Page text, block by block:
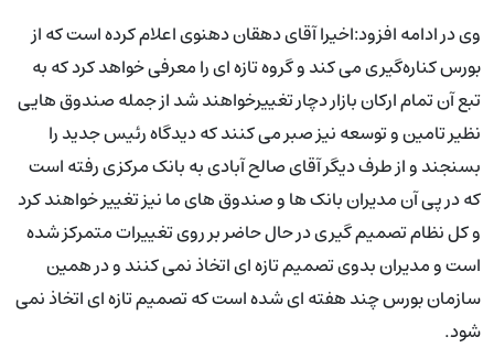
وی در ادامه افزود:اخیرا آقای دهقان دهنوی اعلام کرده است که از
بورس کناره‌گیری می کند و گروه تازه ای را معرفی خواهد کرد که به
تبع آن تمام ارکان بازار دچار تغییرخواهند شد از جمله صندوق هایی
نظیر تامین و توسعه نیز صبر می کنند که دیدگاه رئیس جدید را
بسنجند و از طرف دیگر آقای صالح آبادی به بانک مرکزی رفته است
که در پی آن مدیران بانک ها و صندوق های ما نیز تغییر خواهند کرد
و کل نظام تصمیم گیری در حال حاضر بر روی تغییرات متمرکز شده
است و مدیران بدوی تصمیم تازه ای اتخاذ نمی کنند و در همین
سازمان بورس چند هفته ای شده است که تصمیم تازه ای اتخاذ نمی
شود.